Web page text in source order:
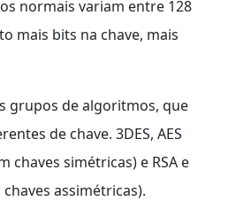
normais variam entre 128
mais bits na chave, mais
grupos de algoritmos, que
de chave. 3DES, AES
chaves simétricas) e RSA e
assimétricas).